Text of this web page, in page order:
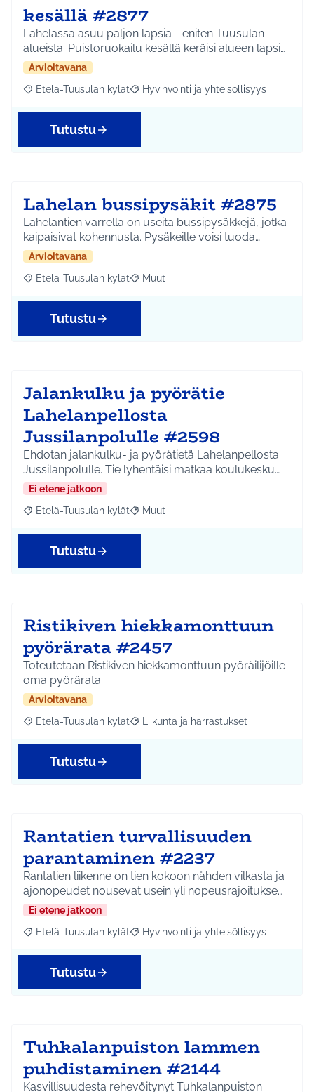
kesällä #2877
Lahelassa asuu paljon lapsia - eniten Tuusulan
alueista. Puistoruokailu kesällä keräisi alueen lapsi…
Arvioitavana
Rajaa tulokset aihepiirin mukaan: Etelä-Tuusulan kylät
Etelä-Tuusulan kylät Rajaa tulokset teeman mukaan:
Hyvinvointi ja yhteisöllisyys
Tutustu
Lahelan bussipysäkit #2875
Lahelantien varrella on useita bussipysäkkejä, jotka
kaipaisivat kohennusta. Pysäkeille voisi tuoda…
Arvioitavana
Rajaa tulokset aihepiirin mukaan: Etelä-Tuusulan kylät
Etelä-Tuusulan kylät Rajaa tulokset teeman mukaan: Muut
Muut
Tutustu
Jalankulku ja pyörätie
Lahelanpellosta
Jussilanpolulle #2598
Ehdotan jalankulku- ja pyörätietä Lahelanpellosta
Jussilanpolulle. Tie lyhentäisi matkaa koulukesku…
Ei etene jatkoon
Rajaa tulokset aihepiirin mukaan: Etelä-Tuusulan kylät
Etelä-Tuusulan kylät Rajaa tulokset teeman mukaan: Muut
Muut
Tutustu
Ristikiven hiekkamonttuun
pyörärata #2457
Toteutetaan Ristikiven hiekkamonttuun pyöräilijöille
oma pyörärata.
Arvioitavana
Rajaa tulokset aihepiirin mukaan: Etelä-Tuusulan kylät
Etelä-Tuusulan kylät Rajaa tulokset teeman mukaan:
Liikunta ja harrastukset
Tutustu
Rantatien turvallisuuden
parantaminen #2237
Rantatien liikenne on tien kokoon nähden vilkasta ja
ajonopeudet nousevat usein yli nopeusrajoitukse…
Ei etene jatkoon
Rajaa tulokset aihepiirin mukaan: Etelä-Tuusulan kylät
Etelä-Tuusulan kylät Rajaa tulokset teeman mukaan:
Hyvinvointi ja yhteisöllisyys
Tutustu
Tuhkalanpuiston lammen
puhdistaminen #2144
Kasvillisuudesta rehevöitynyt Tuhkalanpuiston